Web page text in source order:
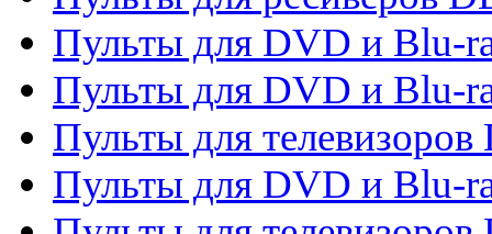
Пульты для DVD и Blu-
Пульты для DVD и Blu-
Пульты для
Пульты для DVD и Blu-